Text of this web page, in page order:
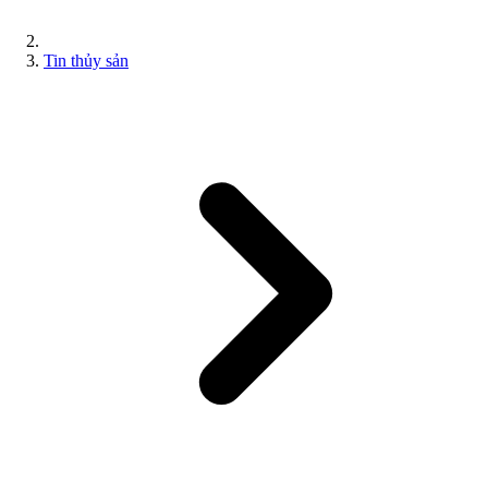
Tin thủy sản